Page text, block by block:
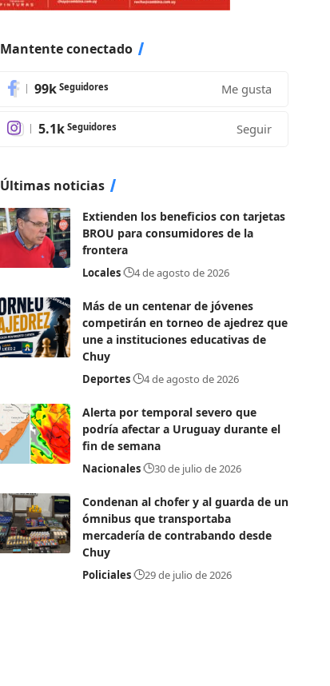
Mantente conectado
99k Seguidores Me gusta
5.1k Seguidores Seguir
Últimas noticias
Extienden los beneficios con tarjetas
BROU para consumidores de la
frontera
Locales 4 de agosto de 2026
Más de un centenar de jóvenes
competirán en torneo de ajedrez que
une a instituciones educativas de
Chuy
Deportes 4 de agosto de 2026
Alerta por temporal severo que
podría afectar a Uruguay durante el
fin de semana
Nacionales 30 de julio de 2026
Condenan al chofer y al guarda de un
ómnibus que transportaba
mercadería de contrabando desde
Chuy
Policiales 29 de julio de 2026